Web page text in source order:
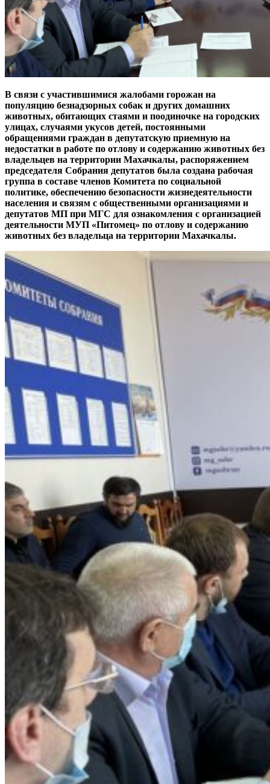
В связи с участившимися жалобами горожан на
популяцию безнадзорных собак и других домашних
животных, обитающих стаями и поодиночке на городских
улицах, случаями укусов детей, постоянными
обращениями граждан в депутатскую приемную на
недостатки в работе по отлову и содержанию животных без
владельцев на территории Махачкалы, распоряжением
председателя Собрания депутатов была создана рабочая
группа в составе членов Комитета по социальной
политике, обеспечению безопасности жизнедеятельности
населения и связям с общественными организациями и
депутатов МП при МГС для ознакомления с организацией
деятельности МУП «Питомец» по отлову и содержанию
животных без владельца на территории Махачкалы.